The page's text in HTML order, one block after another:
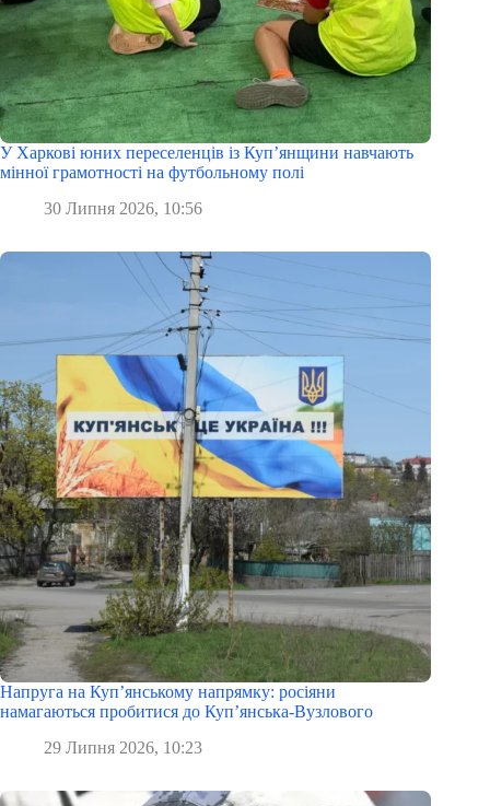
У Харкові юних переселенців із Куп’янщини навчають
мінної грамотності на футбольному полі
30 Липня 2026, 10:56
Напруга на Куп’янському напрямку: росіяни
намагаються пробитися до Куп’янська-Вузлового
29 Липня 2026, 10:23